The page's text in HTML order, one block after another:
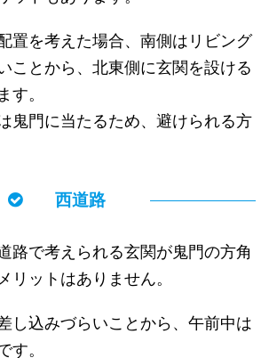
置を考えた場合、南側はリビング
ことから、北東側に玄関を設ける
す。
鬼門に当たるため、避けられる方
西道路
路で考えられる玄関が鬼門の方角
リットはありません。
し込みづらいことから、午前中は
す。